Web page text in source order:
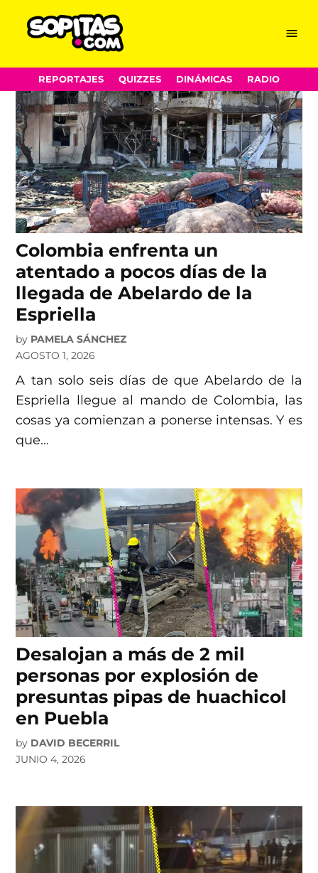
content
Menu
REPORTAJES QUIZZES DINÁMICAS RADIO
explosión
Colombia enfrenta un
atentado a pocos días de la
llegada de Abelardo de la
Espriella
by PAMELA SÁNCHEZ
AGOSTO 1, 2026
A tan solo seis días de que Abelardo de la
Espriella llegue al mando de Colombia, las
cosas ya comienzan a ponerse intensas. Y es
que…
Desalojan a más de 2 mil
personas por explosión de
presuntas pipas de huachicol
en Puebla
by DAVID BECERRIL
JUNIO 4, 2026